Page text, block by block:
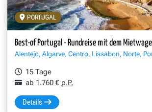
PORTUGAL
Best-of Portugal - Rundreise mit dem
Alentejo, Algarve, Centro, Lissabon, Norte,
15 Tage
ab 1.760 € p.P.
Details